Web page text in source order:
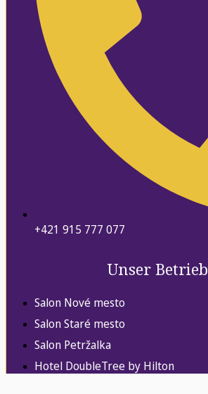
+421 915 777 077
Unser Betrieb
Salon Nové mesto
Salon Staré mesto
Salon Petržalka
Hotel DoubleTree by Hilton